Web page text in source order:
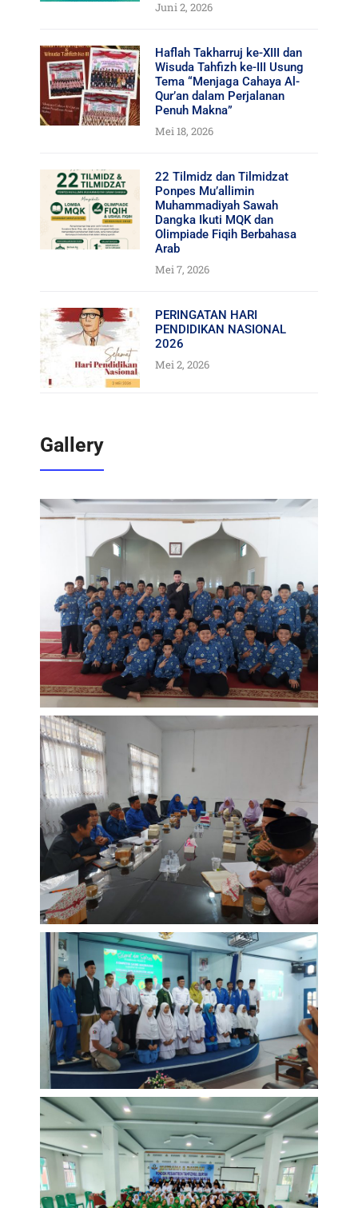
Juni 2, 2026
Haflah Takharruj ke-XIII dan
Wisuda Tahfizh ke-III Usung
Tema “Menjaga Cahaya Al-
Qur’an dalam Perjalanan
Penuh Makna”
Mei 18, 2026
22 Tilmidz dan Tilmidzat
Ponpes Mu’allimin
Muhammadiyah Sawah
Dangka Ikuti MQK dan
Olimpiade Fiqih Berbahasa
Arab
Mei 7, 2026
PERINGATAN HARI
PENDIDIKAN NASIONAL
2026
Mei 2, 2026
Gallery